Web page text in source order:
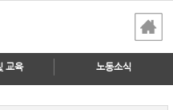
교육 노동소식